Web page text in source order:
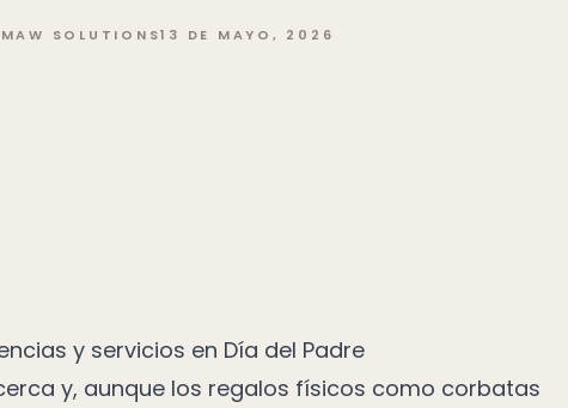
MAW SOLUTIONS13 DE MAYO, 2026
y servicios en Día del Padre
y, aunque los regalos físicos como corbatas